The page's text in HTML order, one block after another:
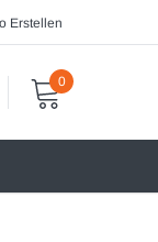
Erstellen
0